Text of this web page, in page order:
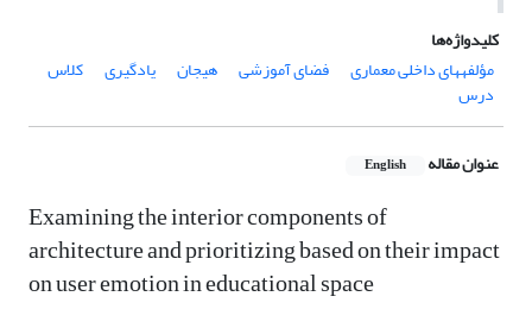
کلیدواژه‌ها
مؤلفه‏های داخلی معماری
فضای آموزشی هیجان یادگیری کلاس
درس
عنوان مقاله English
Examining the interior components of
architecture and prioritizing based on their impact
on user emotion in educational space